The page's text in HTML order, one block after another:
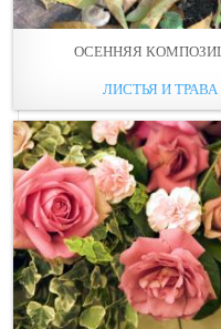
ОСЕННЯЯ
ЛИСТЬЯ И ТРАВА